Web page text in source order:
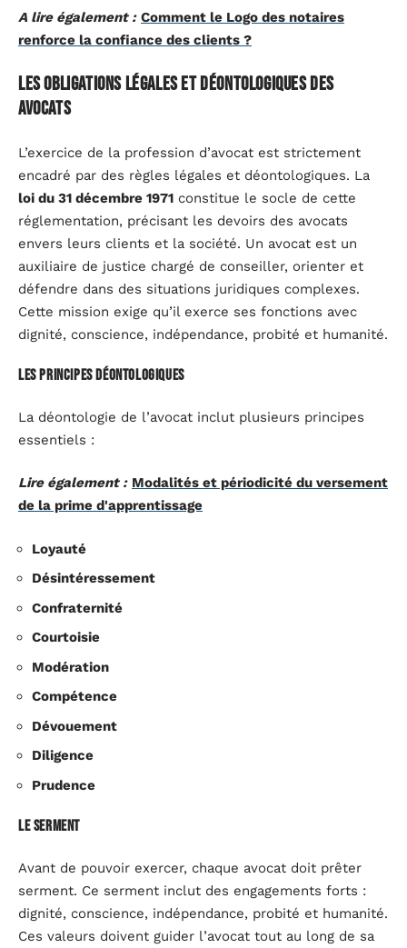
A lire également : Comment le Logo des notaires
renforce la confiance des clients ?
Les obligations légales et déontologiques des
avocats
L’exercice de la profession d’avocat est strictement
encadré par des règles légales et déontologiques. La
loi du 31 décembre 1971 constitue le socle de cette
réglementation, précisant les devoirs des avocats
envers leurs clients et la société. Un avocat est un
auxiliaire de justice chargé de conseiller, orienter et
défendre dans des situations juridiques complexes.
Cette mission exige qu’il exerce ses fonctions avec
dignité, conscience, indépendance, probité et humanité.
Les principes déontologiques
La déontologie de l’avocat inclut plusieurs principes
essentiels :
Lire également : Modalités et périodicité du versement
de la prime d'apprentissage
Loyauté
Désintéressement
Confraternité
Courtoisie
Modération
Compétence
Dévouement
Diligence
Prudence
Le serment
Avant de pouvoir exercer, chaque avocat doit prêter
serment. Ce serment inclut des engagements forts :
dignité, conscience, indépendance, probité et humanité.
Ces valeurs doivent guider l’avocat tout au long de sa